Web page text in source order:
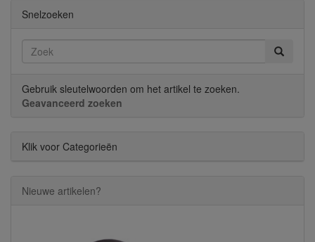
Snelzoeken
Gebruik sleutelwoorden om het artikel te zoeken.
Geavanceerd zoeken
Klik voor Categorieën
Nieuwe artikelen?